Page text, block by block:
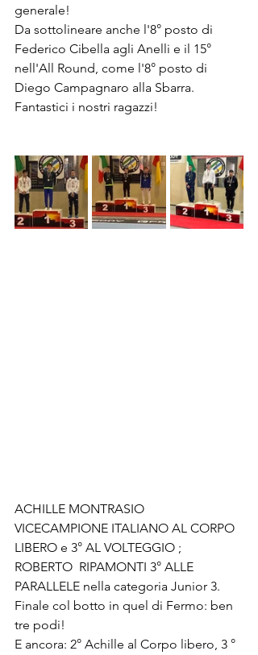
generale!
Da sottolineare anche l'8° posto di
Federico Cibella agli Anelli e il 15°
nell'All Round, come l'8° posto di
Diego Campagnaro alla Sbarra.
Fantastici i nostri ragazzi!
ACHILLE MONTRASIO
VICECAMPIONE ITALIANO AL CORPO
LIBERO e 3° AL VOLTEGGIO ;
ROBERTO  RIPAMONTI 3° ALLE
PARALLELE nella categoria Junior 3.
Finale col botto in quel di Fermo: ben
tre podi!
E ancora: 2° Achille al Corpo libero, 3 °